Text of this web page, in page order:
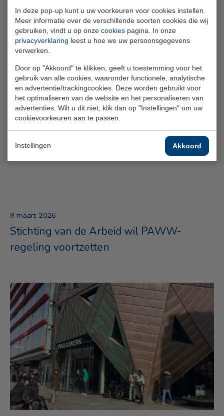
In deze pop-up kunt u uw voorkeuren voor cookies instellen.
Meer informatie over de verschillende soorten cookies die wij
gebruiken, vindt u op onze cookies pagina. In onze
privacyverklaring leest u hoe we uw persoonsgegevens
verwerken.
Door op "Akkoord" te klikken, geeft u toestemming voor het
gebruik van alle cookies, waaronder functionele, analytische
en advertentie/trackingcookies. Deze worden gebruikt voor
het optimaliseren van de website en het personaliseren van
advertenties. Wilt u dit niet, klik dan op "Instellingen" om uw
cookievoorkeuren aan te passen.
Instellingen Akkoord
16 juli 2026
Jaarverslag 2025: stabiele financiële
positie en lage bijdrage
9 maart 2026
Stichting van de Arbeid wil PAWW-
regeling voortzetten